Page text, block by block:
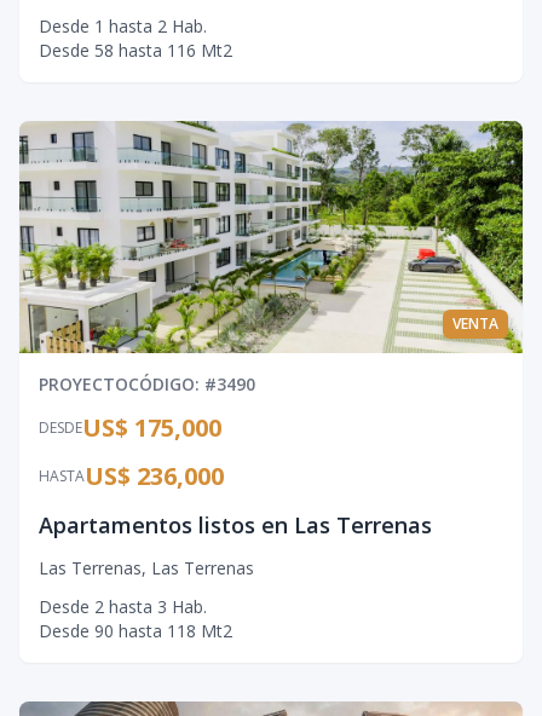
Desde 1 hasta 2 Hab.
Desde 58 hasta 116 Mt2
VENTA
PROYECTOCÓDIGO: #3490
DESDEUS$ 175,000
HASTAUS$ 236,000
Apartamentos listos en Las Terrenas
Las Terrenas, Las Terrenas
Desde 2 hasta 3 Hab.
Desde 90 hasta 118 Mt2